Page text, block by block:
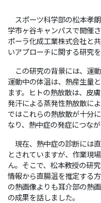
スポーツ科学部の松本孝
学市ヶ谷キャンパスで開催
ポーラ化成工業株式会社と
いアプローチに関する研究
この研究の背景には、運
運動中の体温は、熱産生量
ます。ヒトの熱放散は、皮
発汗による蒸発性熱放散に
ではこれらの熱放散が十分
なり、熱中症の発症につなが
現在、熱中症の診断には
とされていますが、作業現
ん。そこで、松本教授の研
情報から直腸温を推定する
の熱画像よりも耳介部の熱
の成果を話しました。